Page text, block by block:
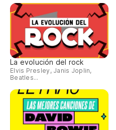
La evolución del rock
Elvis Presley, Janis Joplin,
Beatles...